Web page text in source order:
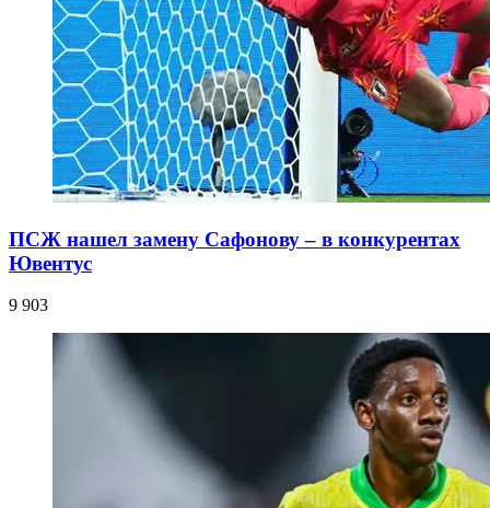
ПСЖ нашел замену Сафонову – в конкурентах
Ювентус
9 903